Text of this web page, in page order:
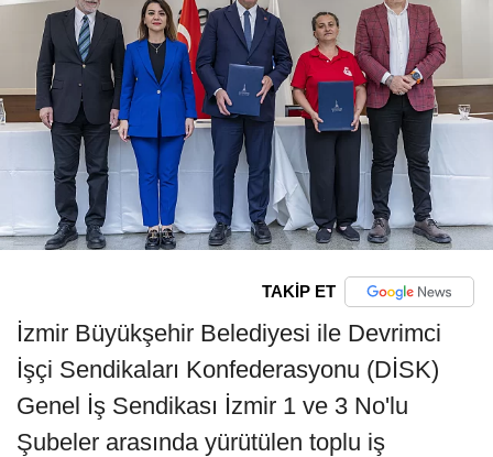
TAKİP ET
İzmir Büyükşehir Belediyesi ile Devrimci
İşçi Sendikaları Konfederasyonu (DİSK)
Genel İş Sendikası İzmir 1 ve 3 No'lu
Şubeler arasında yürütülen toplu iş